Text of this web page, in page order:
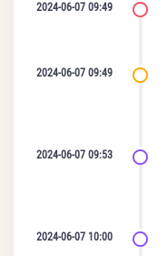
2024-06-07 09:49
2024-06-07 09:49
2024-06-07 09:53
2024-06-07 10:00